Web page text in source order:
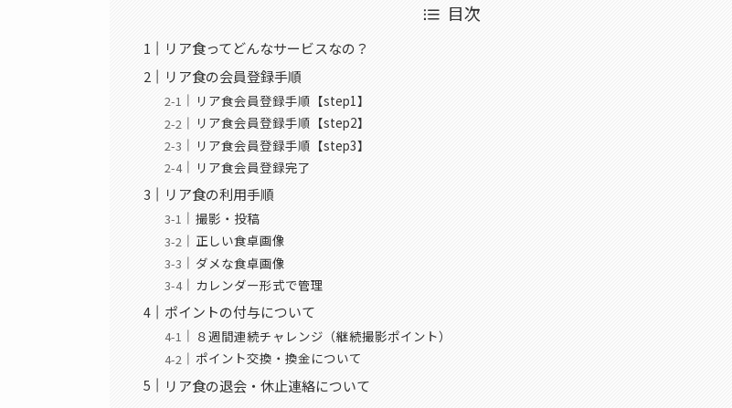
目次
リア食ってどんなサービスなの？
リア食の会員登録手順
リア食会員登録手順【step1】
リア食会員登録手順【step2】
リア食会員登録手順【step3】
リア食会員登録完了
リア食の利用手順
撮影・投稿
正しい食卓画像
ダメな食卓画像
カレンダー形式で管理
ポイントの付与について
８週間連続チャレンジ（継続撮影ポイント）
ポイント交換・換金について
リア食の退会・休止連絡について